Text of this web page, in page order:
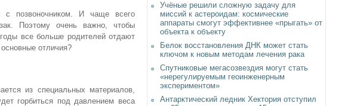
с позвоночником. И чаще всего
Поэтому очень важно, чтобы
все больше родителей отдают
отличия?
из специальных материалов,
горбиться под давлением веса
Учёные решили сложную задачу для
миссий к астероидам: космические
аппараты смогут эффективнее «прыгать» от
объекта к объекту
Белок восстановления ДНК может стать
ключом к новым методам лечения рака
Спутниковые мегасозвездия могут стать
«нерегулируемым геоинженерным
экспериментом»
Антарктический ледник Хектория отступил